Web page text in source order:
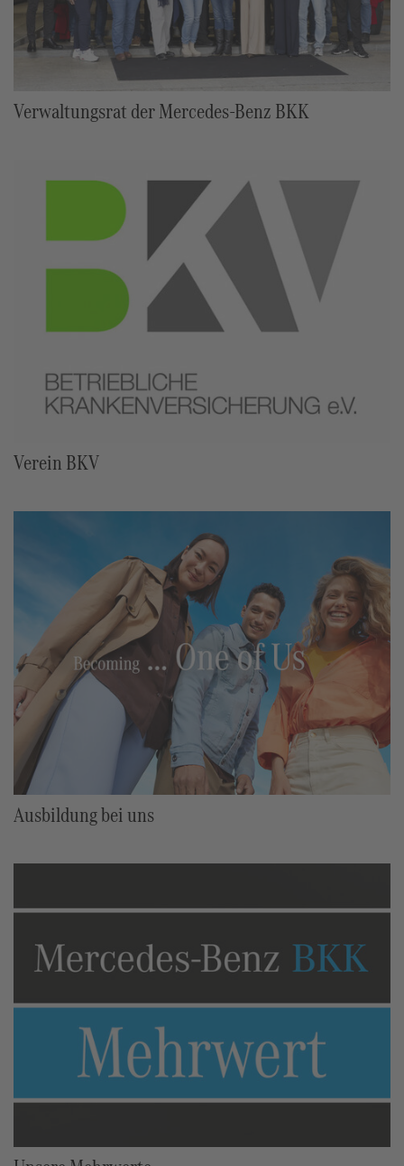
Verwaltungsrat der Mercedes-Benz BKK
Verein BKV
Ausbildung bei uns